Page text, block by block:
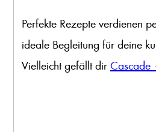
Perfekte Rezepte verdienen
ideale Begleitung für deine
Vielleicht gefällt dir Cascade